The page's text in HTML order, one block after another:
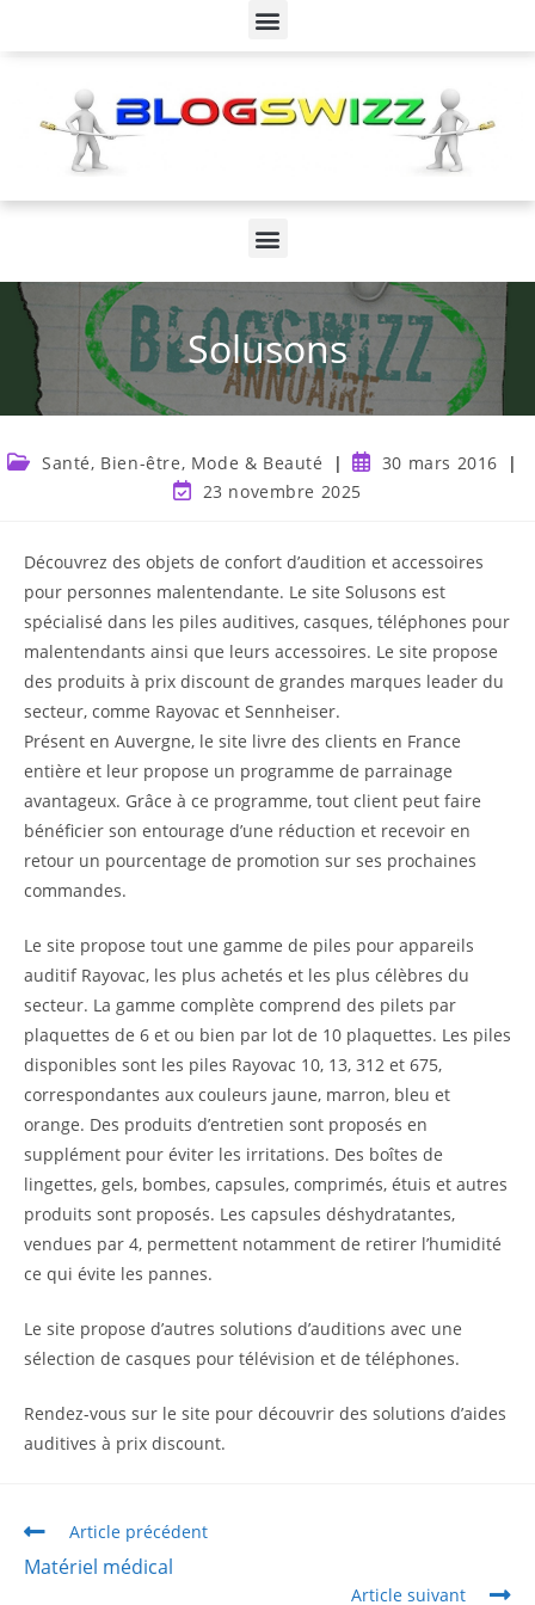
Solusons
Santé, Bien-être, Mode & Beauté
30 mars 2016
23 novembre 2025
Découvrez des objets de confort d’audition et accessoires
pour personnes malentendante. Le site Solusons est
spécialisé dans les piles auditives, casques, téléphones pour
malentendants ainsi que leurs accessoires. Le site propose
des produits à prix discount de grandes marques leader du
secteur, comme Rayovac et Sennheiser.
Présent en Auvergne, le site livre des clients en France
entière et leur propose un programme de parrainage
avantageux. Grâce à ce programme, tout client peut faire
bénéficier son entourage d’une réduction et recevoir en
retour un pourcentage de promotion sur ses prochaines
commandes.
Le site propose tout une gamme de piles pour appareils
auditif Rayovac, les plus achetés et les plus célèbres du
secteur. La gamme complète comprend des pilets par
plaquettes de 6 et ou bien par lot de 10 plaquettes. Les piles
disponibles sont les piles Rayovac 10, 13, 312 et 675,
correspondantes aux couleurs jaune, marron, bleu et
orange. Des produits d’entretien sont proposés en
supplément pour éviter les irritations. Des boîtes de
lingettes, gels, bombes, capsules, comprimés, étuis et autres
produits sont proposés. Les capsules déshydratantes,
vendues par 4, permettent notamment de retirer l’humidité
ce qui évite les pannes.
Le site propose d’autres solutions d’auditions avec une
sélection de casques pour télévision et de téléphones.
Rendez-vous sur le site pour découvrir des solutions d’aides
auditives à prix discount.
Article précédent
Matériel médical
Article suivant